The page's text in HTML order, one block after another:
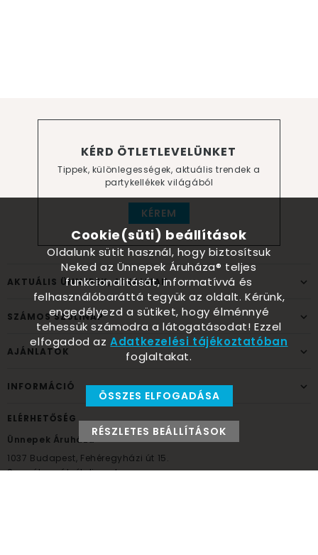
KÉRD ÖTLETLEVELÜNKET
Tippek, különlegességek, aktuális trendek a
partykellékek világából
KÉREM
AKTUÁLIS ÜNNEPEK, ALKALMAK
SZÁMOS SZÜLINAP
AJÁNLATOK
INFORMÁCIÓ
ELÉRHETŐSÉG
Ünnepek Áruháza
1037 Budapest, Fehéregyházi út 15.
Személyes átvételi pont
Cookie(süti) beállítások
Oldalunk sütit használ, hogy biztosítsuk
Neked az Ünnepek Áruháza® teljes
funkcionalitását, informatívvá és
felhasználóbaráttá tegyük az oldalt. Kérünk,
engedélyezd a sütiket, hogy élménnyé
tehessük számodra a látogatásodat! Ezzel
elfogadod azAdatkezelési tájékoztatóban
foglaltakat.
ÖSSZES ELFOGADÁSA
RÉSZLETES BEÁLLÍTÁSOK